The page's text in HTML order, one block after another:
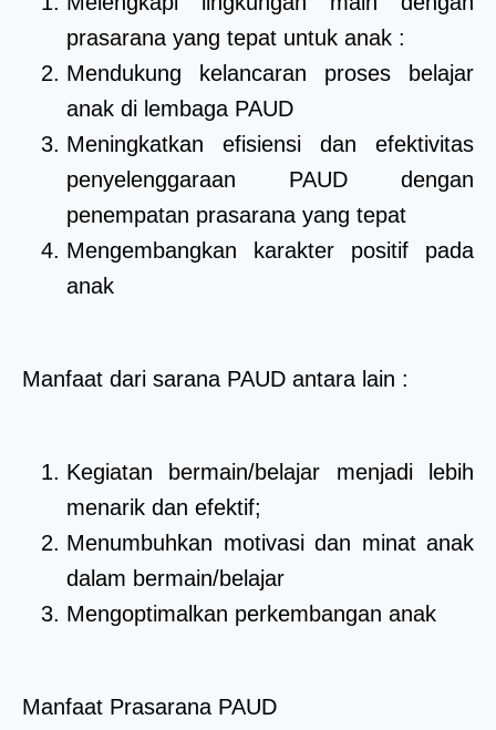
prasarana yang tepat untuk anak :
Mendukung kelancaran proses belajar
anak di lembaga PAUD
Meningkatkan efisiensi dan efektivitas
penyelenggaraan PAUD dengan
penempatan prasarana yang tepat
Mengembangkan karakter positif pada
anak
Manfaat dari sarana PAUD antara lain :
Kegiatan bermain/belajar menjadi lebih
menarik dan efektif;
Menumbuhkan motivasi dan minat anak
dalam bermain/belajar
Mengoptimalkan perkembangan anak
Manfaat Prasarana PAUD